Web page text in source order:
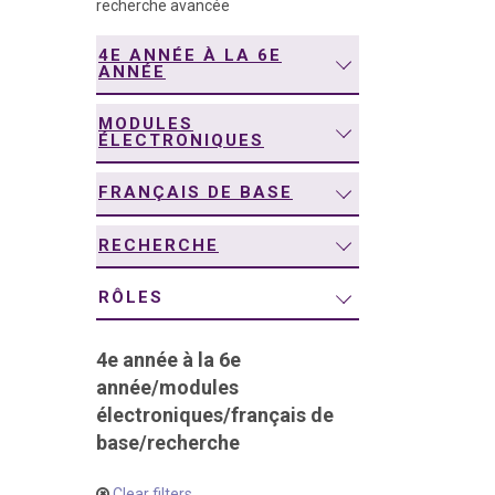
recherche avancée
4E ANNÉE À LA 6E
ANNÉE
MODULES
ÉLECTRONIQUES
FRANÇAIS DE BASE
RECHERCHE
RÔLES
4e année à la 6e
année/modules
électroniques/français de
base/recherche